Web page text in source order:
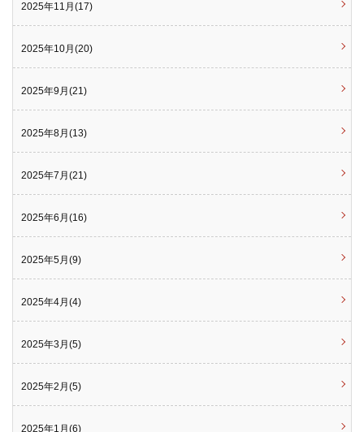
2025年11月(17)
2025年10月(20)
2025年9月(21)
2025年8月(13)
2025年7月(21)
2025年6月(16)
2025年5月(9)
2025年4月(4)
2025年3月(5)
2025年2月(5)
2025年1月(6)